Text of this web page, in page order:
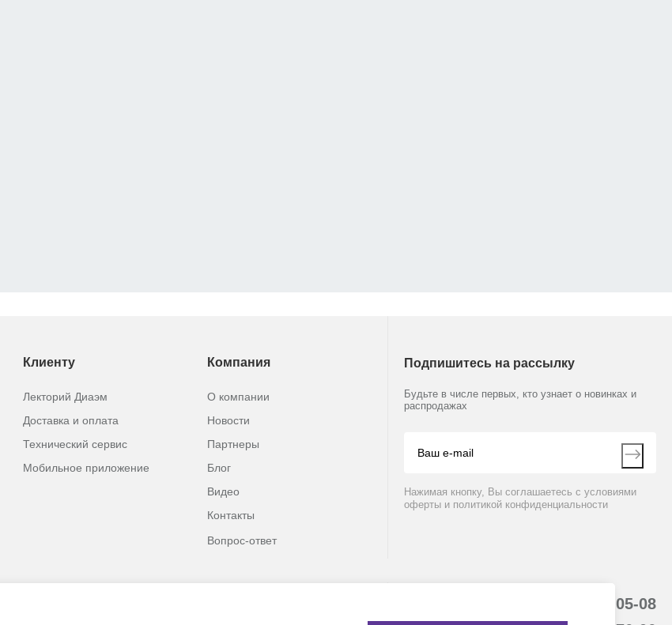
Клиенту
Лекторий Диаэм
Доставка и оплата
Технический сервис
Мобильное приложение
Компания
О компании
Новости
Партнеры
Блог
Видео
Контакты
Вопрос-ответ
Подпишитесь на рассылку
Будьте в числе первых, кто узнает о новинках и
распродажах
Нажимая кнопку, Вы соглашаетесь с условиями
оферты и политикой конфиденциальности
8 (800) 234-05-08